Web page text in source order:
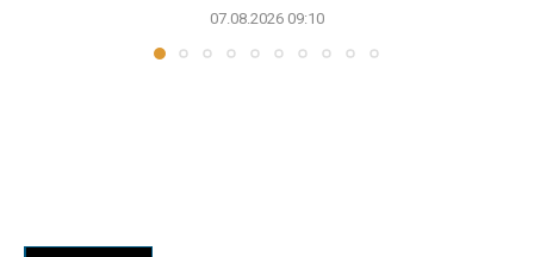
07.08.2026 09:10